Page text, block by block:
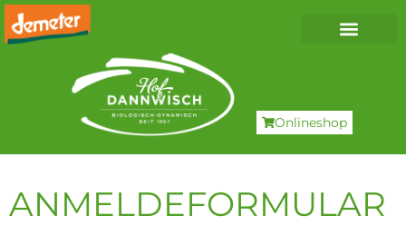
Onlineshop
ANMELDEFORMULAR